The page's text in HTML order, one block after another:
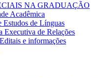
NA GRADUAÇÃO
Acadêmica
Estudos de Línguas
de Relações
e informações